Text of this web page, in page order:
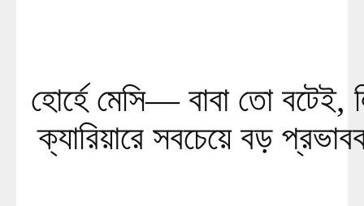
হোর্হে মেসি— বাবা তো বটেই,
ক্যারিয়ারে সবচেয়ে বড়